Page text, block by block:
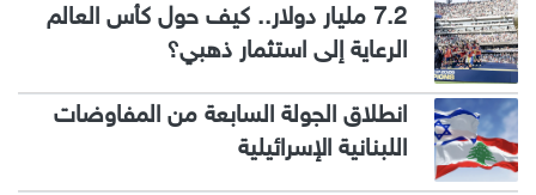
7.2 مليار دولار.. كيف حول كأس العالم
الرعاية إلى استثمار ذهبي؟
انطلاق الجولة السابعة من المفاوضات
اللبنانية الإسرائيلية